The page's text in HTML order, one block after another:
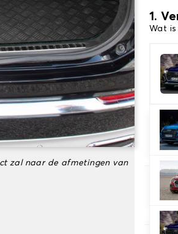
zal naar de afmetingen van
1.
Wat is
2.
Kies
3.
Kies